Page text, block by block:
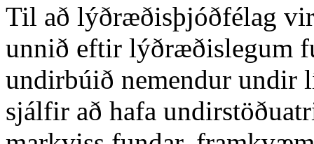
Til að lýðræðisþjóðfélag
unnið eftir lýðræðislegum
undirbúið nemendur
sjálfir að hafa